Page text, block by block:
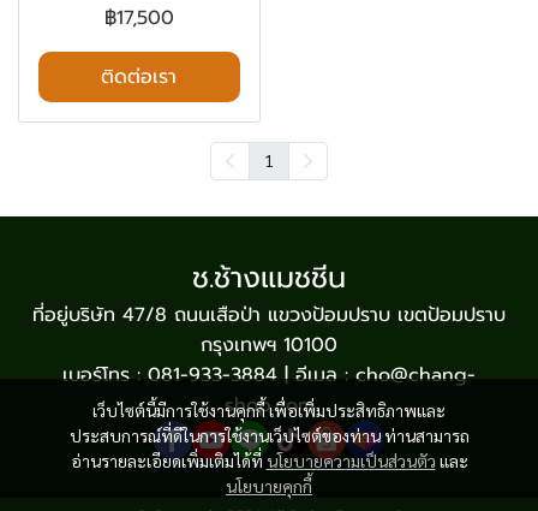
฿17,500
ติดต่อเรา
1
เว็บไซต์นี้มีการใช้งานคุกกี้ เพื่อเพิ่มประสิทธิภาพและ
ประสบการณ์ที่ดีในการใช้งานเว็บไซต์ของท่าน ท่านสามารถ
อ่านรายละเอียดเพิ่มเติมได้ที่นโยบายความเป็นส่วนตัว และ
นโยบายคุกกี้
ช.ช้างแมชชีน
ที่อยู่บริษัท 47/8 ถนนเสือป่า แขวงป้อมปราบ เขตป้อมปราบ
กรุงเทพฯ 10100
เบอร์โทร : 081-933-3884 | อีเมล : cho@chang-
shop.com